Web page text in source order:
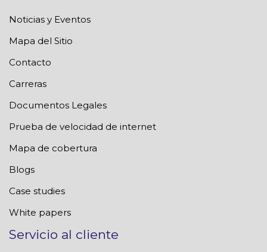
Noticias y Eventos
Mapa del Sitio
Contacto
Carreras
Documentos Legales
Prueba de velocidad de internet
Mapa de cobertura
Blogs
Case studies
White papers
Servicio al cliente